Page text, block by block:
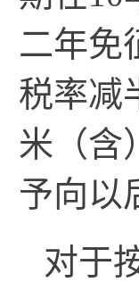
二年免
税率减
米（含
予向以
对于